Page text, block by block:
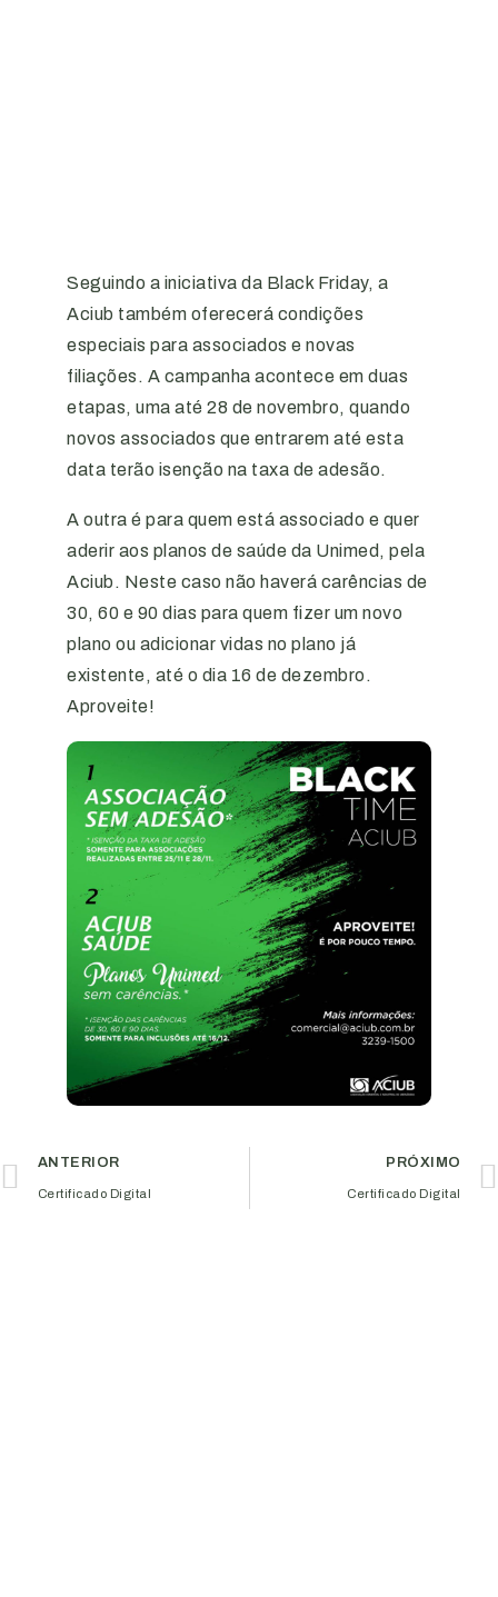
Seguindo a iniciativa da Black Friday, a
Aciub também oferecerá condições
especiais para associados e novas
filiações. A campanha acontece em duas
etapas, uma até 28 de novembro, quando
novos associados que entrarem até esta
data terão isenção na taxa de adesão.
A outra é para quem está associado e quer
aderir aos planos de saúde da Unimed, pela
Aciub. Neste caso não haverá carências de
30, 60 e 90 dias para quem fizer um novo
plano ou adicionar vidas no plano já
existente, até o dia 16 de dezembro.
Aproveite!
ANTERIOR
Certificado Digital
PRÓXIMO
Certificado Digital